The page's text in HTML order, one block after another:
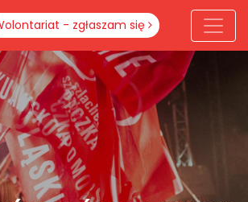
- zgłaszam się